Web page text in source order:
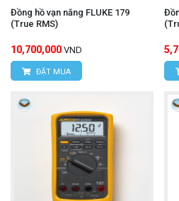
Đồng hồ vạn năng FLUKE 179
(True RMS)
10,700,000 VND
ĐẶT MUA